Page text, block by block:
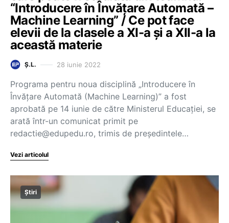
“Introducere în Învățare Automată –
Machine Learning” / Ce pot face
elevii de la clasele a XI-a și a XII-a la
această materie
Ș.L. 28 iunie 2022
Programa pentru noua disciplină „Introducere în
Învățare Automată (Machine Learning)” a fost
aprobată pe 14 iunie de către Ministerul Educației, se
arată într-un comunicat primit pe
redactie@edupedu.ro, trimis de președintele…
Vezi articolul
Știri